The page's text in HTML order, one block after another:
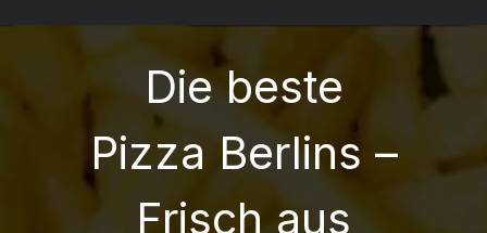
können
auf
der
Produktseite
gewählt
Die beste
Pizza Berlins –
Frisch aus